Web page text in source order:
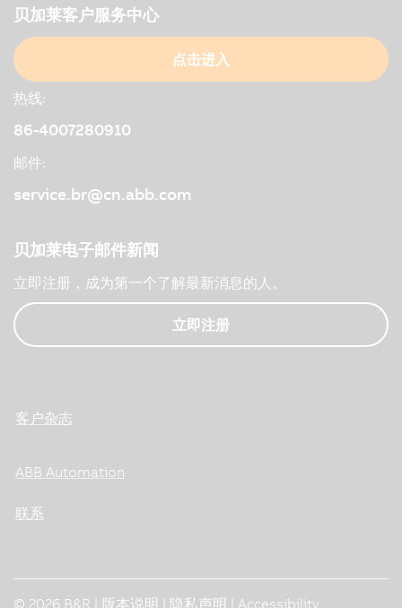
贝加莱客户服务中心
点击进入
热线:
86-4007280910
邮件:
service.br@cn.abb.com
贝加莱电子邮件新闻
立即注册，成为第一个了解最新消息的人。
立即注册
客户杂志
ABB Automation
联系
© 2026 B&R | 版本说明 隐私声明 Accessibility